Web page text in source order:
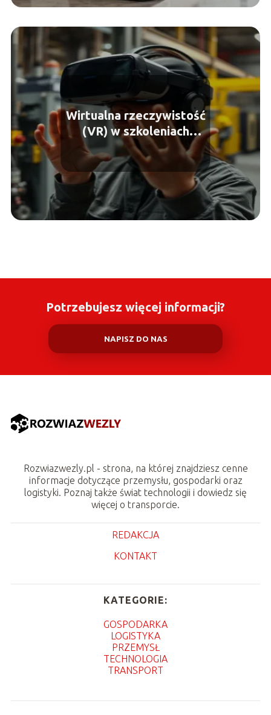
Wirtualna rzeczywistość
(VR) w szkoleniach
przemysłowych
Potrzebujesz więcej informacji?
NAPISZ DO NAS
Rozwiazwezly.pl - strona, na której znajdziesz cenne
informacje dotyczące przemysłu, gospodarki oraz
logistyki. Poznaj także świat technologii i dowiedz się
więcej o transporcie.
REDAKCJA
KONTAKT
KATEGORIE:
GOSPODARKA
LOGISTYKA
PRZEMYSŁ
TECHNOLOGIA
TRANSPORT